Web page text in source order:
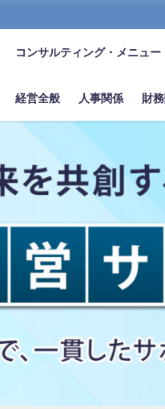
コンサルティング・メニュー
経営全般 人事関係 財